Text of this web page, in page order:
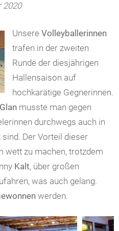
2020
Unsere Volleyballerinnen
trafen in der zweiten
Runde der diesjährigen
Hallensaison auf
hochkarätige Gegnerinnen.
musste man gegen
durchwegs auch in
sind. Der Vorteil dieser
wett zu machen, trotzdem
Kalt, über großen
was auch gelang.
werden.